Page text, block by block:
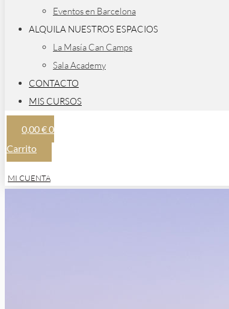
Eventos en Barcelona
ALQUILA NUESTROS ESPACIOS
La Masía Can Camps
Sala Academy
CONTACTO
MIS CURSOS
0,00€0
Carrito
MI CUENTA